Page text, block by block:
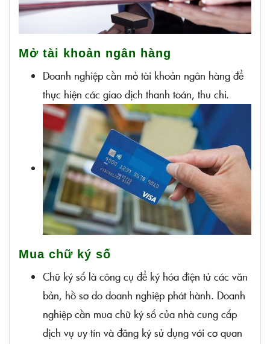
Mở tài khoản ngân hàng
Doanh nghiệp cần mở tài khoản ngân hàng để
thực hiện các giao dịch thanh toán, thu chi.
Mua chữ ký số
Chữ ký số là công cụ để ký hóa điện tử các văn
bản, hồ sơ do doanh nghiệp phát hành. Doanh
nghiệp cần mua chữ ký số của nhà cung cấp
dịch vụ uy tín và đăng ký sử dụng với cơ quan